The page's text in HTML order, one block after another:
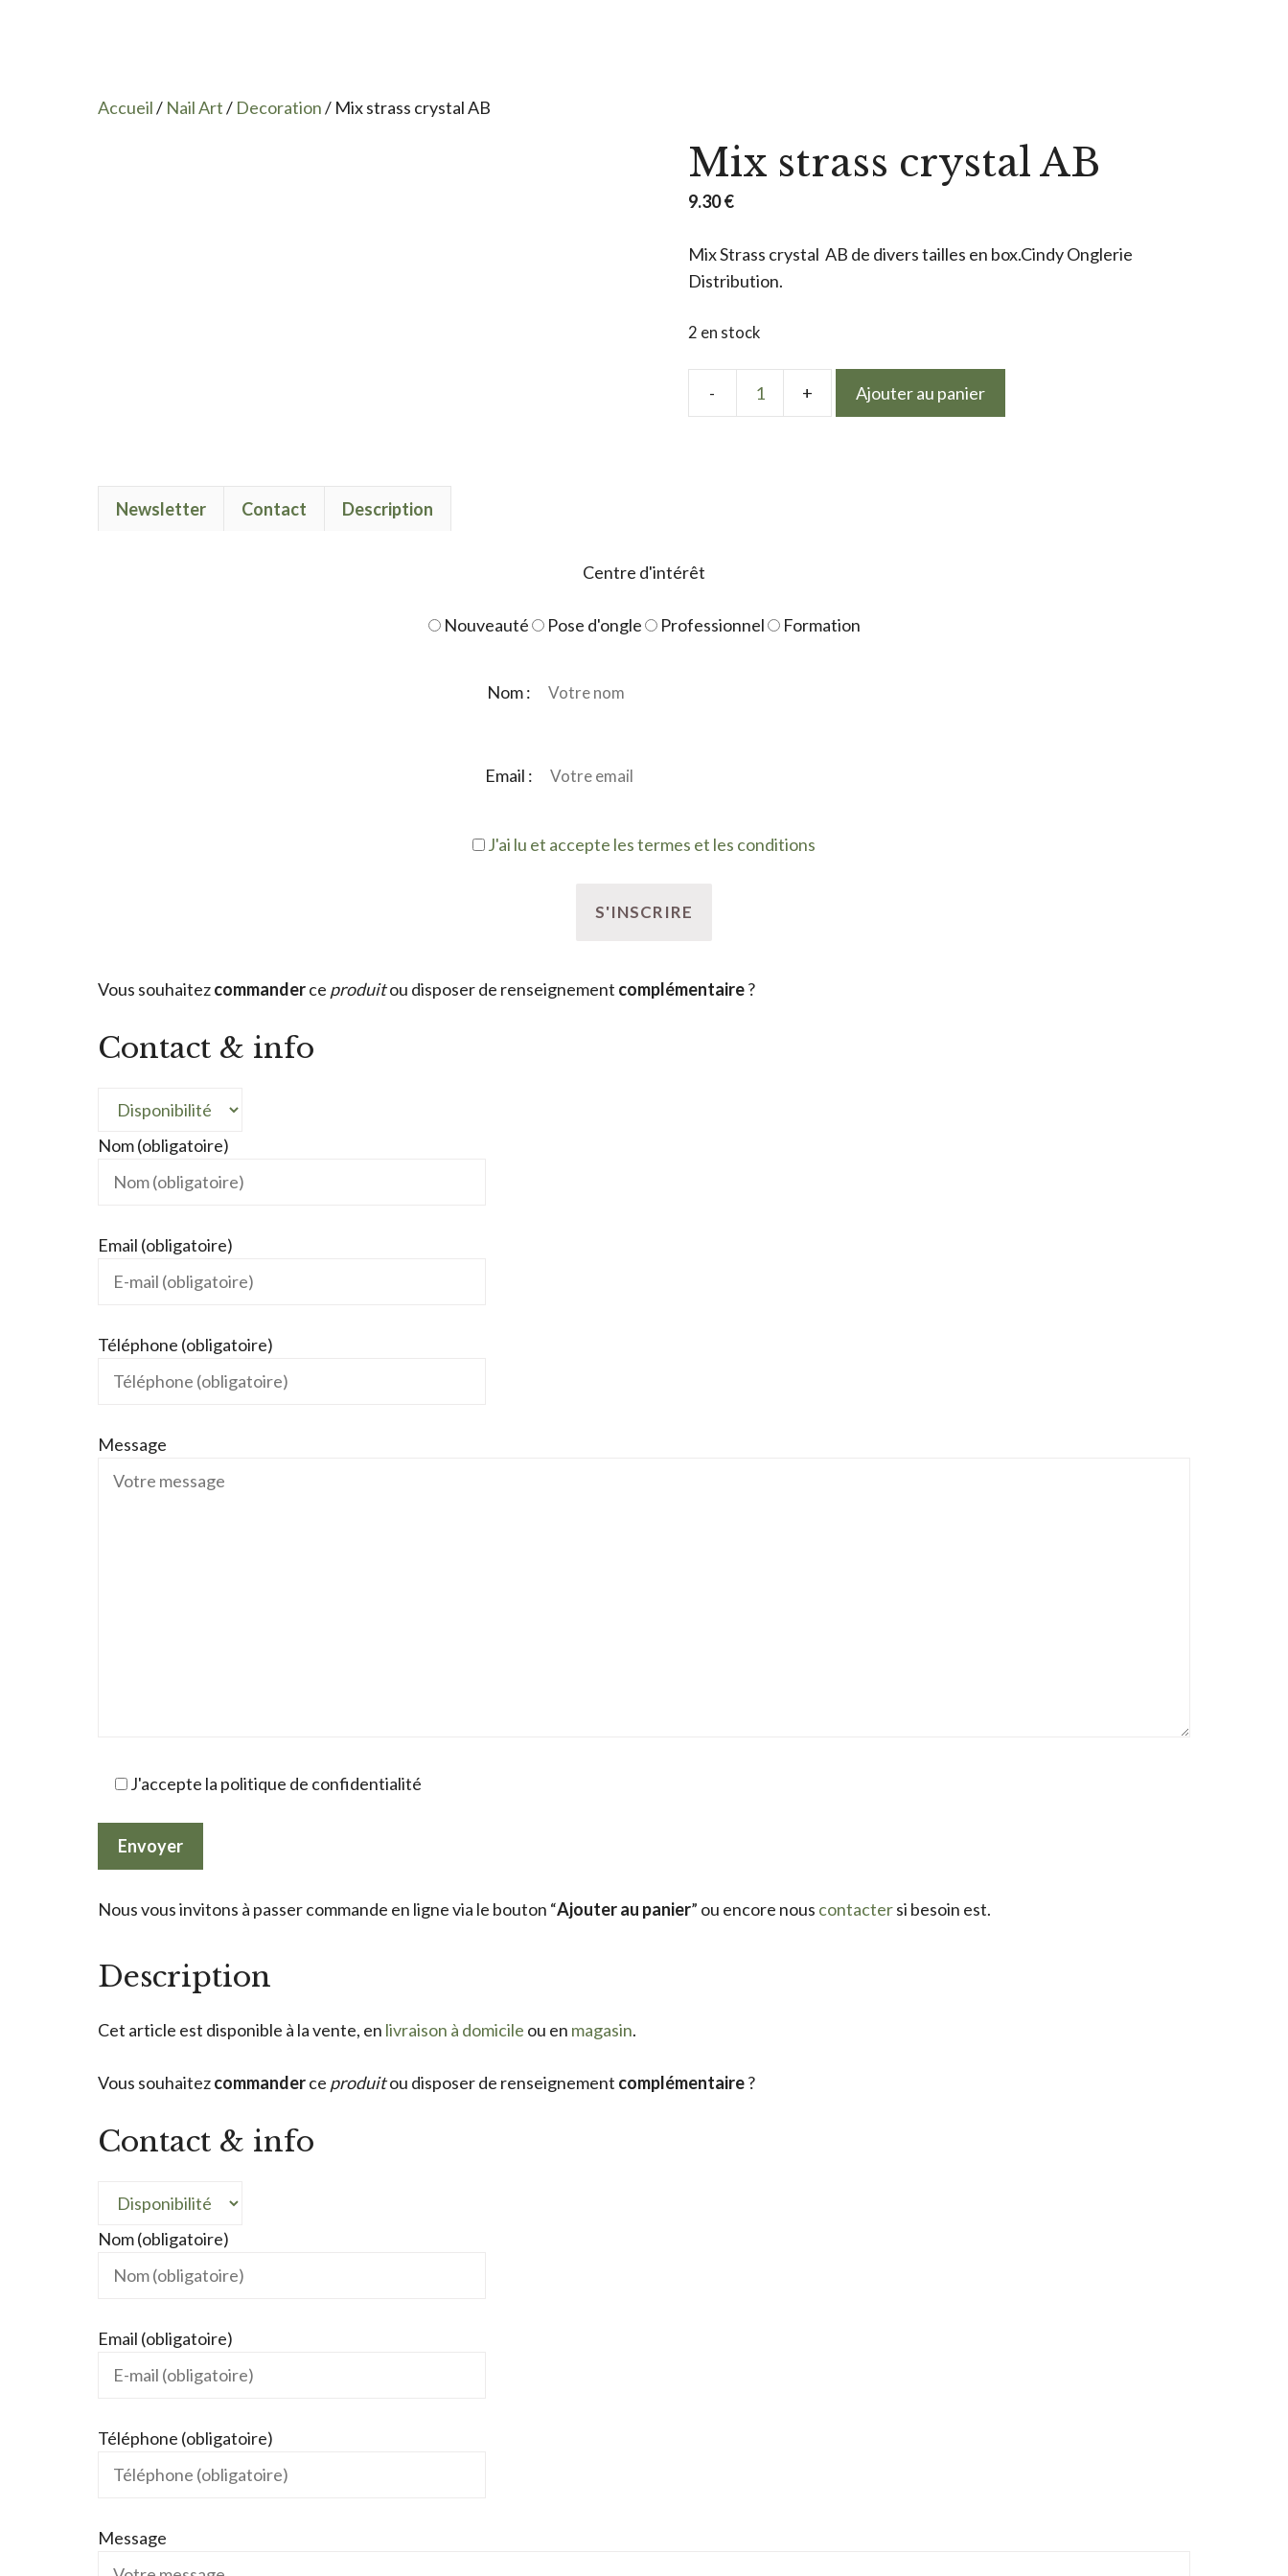
Accueil/ Nail Art/ Decoration/ Mix strass crystal AB
Mix strass crystal AB
9.30€
Mix Strass crystal AB de divers tailles en box.Cindy Onglerie
Distribution.
2 en stock
Ajouter au panier
Newsletter Contact Description
Centre d'intérêt
Nouveauté Pose d'ongle Professionnel Formation
Nom :
Email :
J'ai lu et accepte les termes et les conditions
Vous souhaitezcommanderce produitou disposer de renseignement complémentaire?
Contact & info
Nom (obligatoire)
Email (obligatoire)
Téléphone (obligatoire)
Message
J'accepte la politique de confidentialité
Nous vous invitons à passer commande en ligne via le bouton “Ajouter au panier” ou encore nous contactersi besoin est.
Description
Cet article est disponible à la vente, en livraison à domicile ou en magasin.
Vous souhaitezcommanderce produitou disposer de renseignement complémentaire?
Contact & info
Nom (obligatoire)
Email (obligatoire)
Téléphone (obligatoire)
Message